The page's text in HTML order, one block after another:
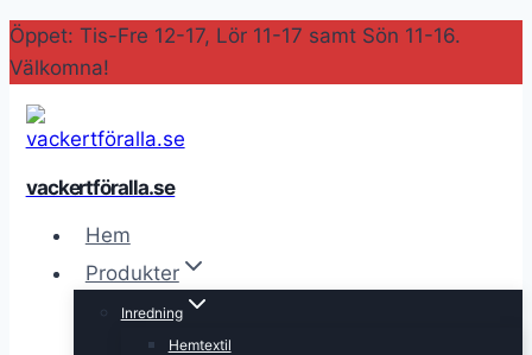
Skip
to
content
Öppet: Tis-Fre 12-17, Lör 11-17 samt Sön 11-16.
Välkomna!
vackertföralla.se
Hem
Produkter
Inredning
Hemtextil